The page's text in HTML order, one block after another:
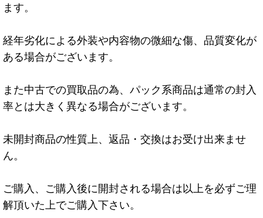
ます。
経年劣化による外装や内容物の微細な傷、品質変化が
ある場合がございます。
また中古での買取品の為、パック系商品は通常の封入
率とは大きく異なる場合がございます。
未開封商品の性質上、返品・交換はお受け出来ませ
ん。
ご購入、ご購入後に開封される場合は以上を必ずご理
解頂いた上でご購入下さい。